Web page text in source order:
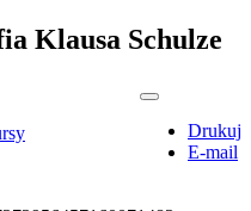
Klausa Schulze
Drukuj
E-mail